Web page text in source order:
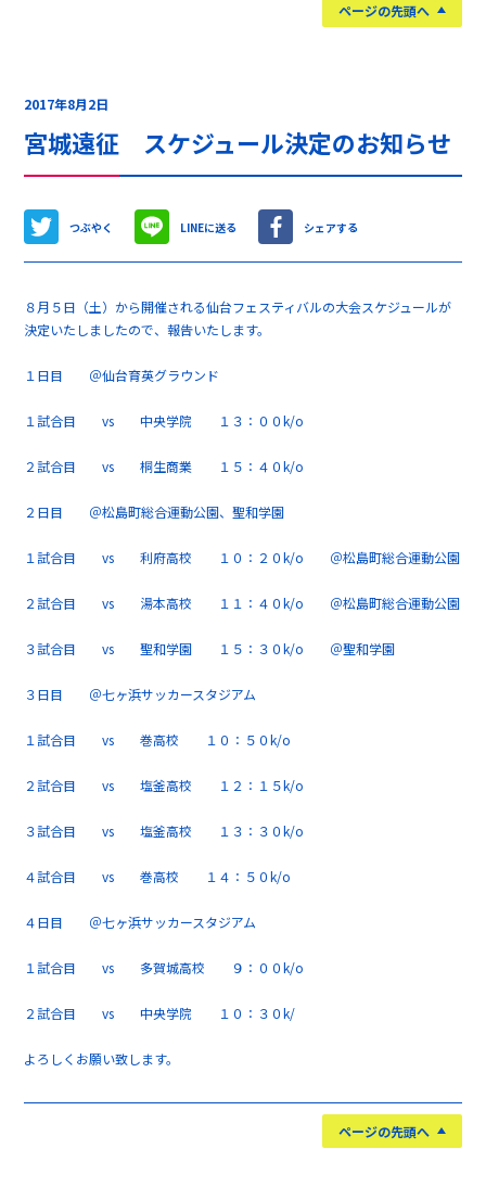
ページの先頭へ
2017年8月2日
宮城遠征 スケジュール決定のお知らせ
つぶやく LINEに送る シェアする
８月５日（土）から開催される仙台フェスティバルの大会スケジュールが
決定いたしましたので、報告いたします。
１日目 ＠仙台育英グラウンド
１試合目 vs 中央学院 １３：００k/o
２試合目 vs 桐生商業 １５：４０k/o
２日目 ＠松島町総合運動公園、聖和学園
１試合目 vs 利府高校 １０：２０k/o ＠松島町総合運動公園
２試合目 vs 湯本高校 １１：４０k/o ＠松島町総合運動公園
３試合目 vs 聖和学園 １５：３０k/o ＠聖和学園
３日目 ＠七ヶ浜サッカースタジアム
１試合目 vs 巻高校 １０：５０k/o
２試合目 vs 塩釜高校 １２：１５k/o
３試合目 vs 塩釜高校 １３：３０k/o
４試合目 vs 巻高校 １４：５０k/o
４日目 ＠七ヶ浜サッカースタジアム
１試合目 vs 多賀城高校 ９：００k/o
２試合目 vs 中央学院 １０：３０k/
よろしくお願い致します。
ページの先頭へ